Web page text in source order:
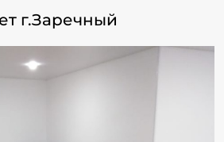
г.Заречный